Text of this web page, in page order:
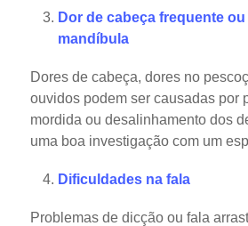
Dor de cabeça frequente
mandíbula
Dores de cabeça, dores no
ouvidos podem ser causadas por
mordida ou desalinhamento dos
uma boa investigação com um
Dificuldades na fala
Problemas de dicção ou fala